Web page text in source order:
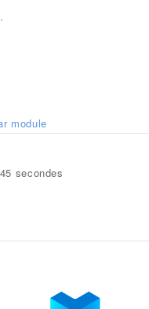
module
secondes